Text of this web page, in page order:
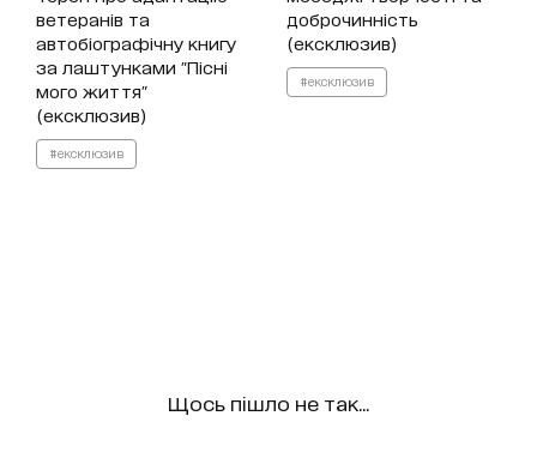
ветеранів та
автобіографічну книгу
за лаштунками "Пісні
мого життя"
(ексклюзив)
#ексклюзив
доброчинність
(ексклюзив)
#ексклюзив
Щось пішло не так...